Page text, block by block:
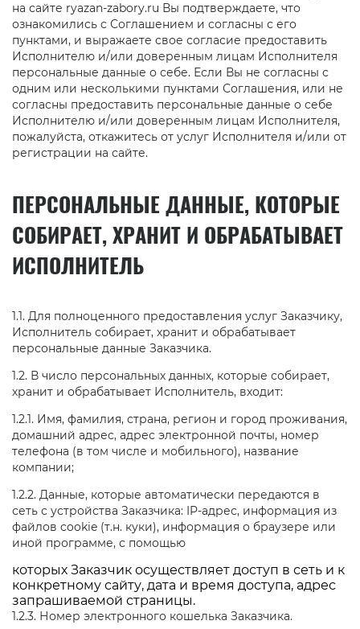
на сайте ryazan-zabory.ru Вы подтверждаете, что
ознакомились с Соглашением и согласны с его
пунктами, и выражаете свое согласие предоставить
Исполнителю и/или доверенным лицам Исполнителя
персональные данные о себе. Если Вы не согласны с
одним или несколькими пунктами Соглашения, или не
согласны предоставить персональные данные о себе
Исполнителю и/или доверенным лицам Исполнителя,
пожалуйста, откажитесь от услуг Исполнителя и/или от
регистрации на сайте.
ПЕРСОНАЛЬНЫЕ ДАННЫЕ, КОТОРЫЕ
СОБИРАЕТ, ХРАНИТ И ОБРАБАТЫВАЕТ
ИСПОЛНИТЕЛЬ
1.1. Для полноценного предоставления услуг Заказчику,
Исполнитель собирает, хранит и обрабатывает
персональные данные Заказчика.
1.2. В число персональных данных, которые собирает,
хранит и обрабатывает Исполнитель, входит:
1.2.1. Имя, фамилия, страна, регион и город проживания,
домашний адрес, адрес электронной почты, номер
телефона (в том числе и мобильного), название
компании;
1.2.2. Данные, которые автоматически передаются в
сеть с устройства Заказчика: IP-адрес, информация из
файлов cookie (т.н. куки), информация о браузере или
иной программе, с помощью
которых Заказчик осуществляет доступ в сеть и к
конкретному сайту, дата и время доступа, адрес
запрашиваемой страницы.
1.2.3. Номер электронного кошелька Заказчика.